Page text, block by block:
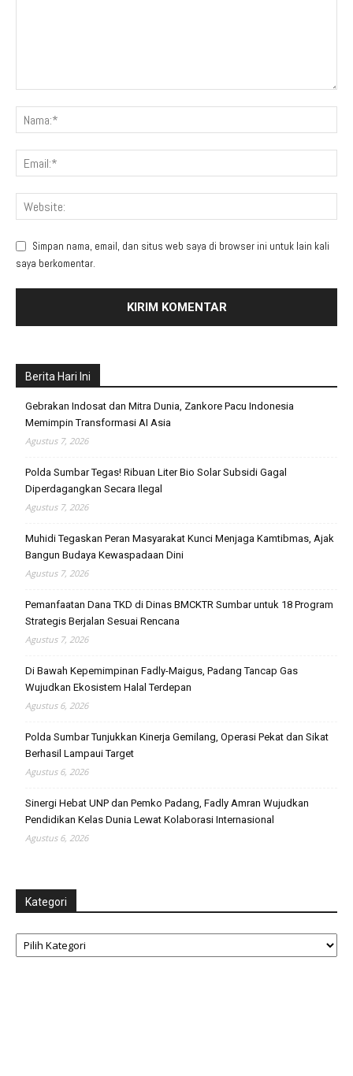
Simpan nama, email, dan situs web saya di browser ini untuk lain kali
saya berkomentar.
Berita Hari Ini
Gebrakan Indosat dan Mitra Dunia, Zankore Pacu Indonesia
Memimpin Transformasi AI Asia
Agustus 7, 2026
Polda Sumbar Tegas! Ribuan Liter Bio Solar Subsidi Gagal
Diperdagangkan Secara Ilegal
Agustus 7, 2026
Muhidi Tegaskan Peran Masyarakat Kunci Menjaga Kamtibmas, Ajak
Bangun Budaya Kewaspadaan Dini
Agustus 7, 2026
Pemanfaatan Dana TKD di Dinas BMCKTR Sumbar untuk 18 Program
Strategis Berjalan Sesuai Rencana
Agustus 7, 2026
Di Bawah Kepemimpinan Fadly-Maigus, Padang Tancap Gas
Wujudkan Ekosistem Halal Terdepan
Agustus 6, 2026
Polda Sumbar Tunjukkan Kinerja Gemilang, Operasi Pekat dan Sikat
Berhasil Lampaui Target
Agustus 6, 2026
Sinergi Hebat UNP dan Pemko Padang, Fadly Amran Wujudkan
Pendidikan Kelas Dunia Lewat Kolaborasi Internasional
Agustus 6, 2026
Kategori
Kategori